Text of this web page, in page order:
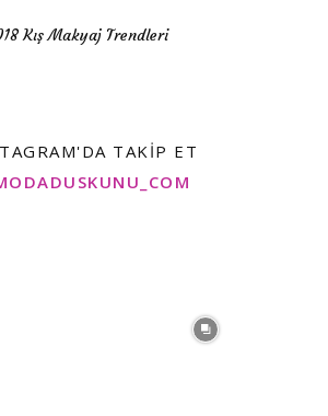
Kış Makyaj Trendleri
TAKIP ET